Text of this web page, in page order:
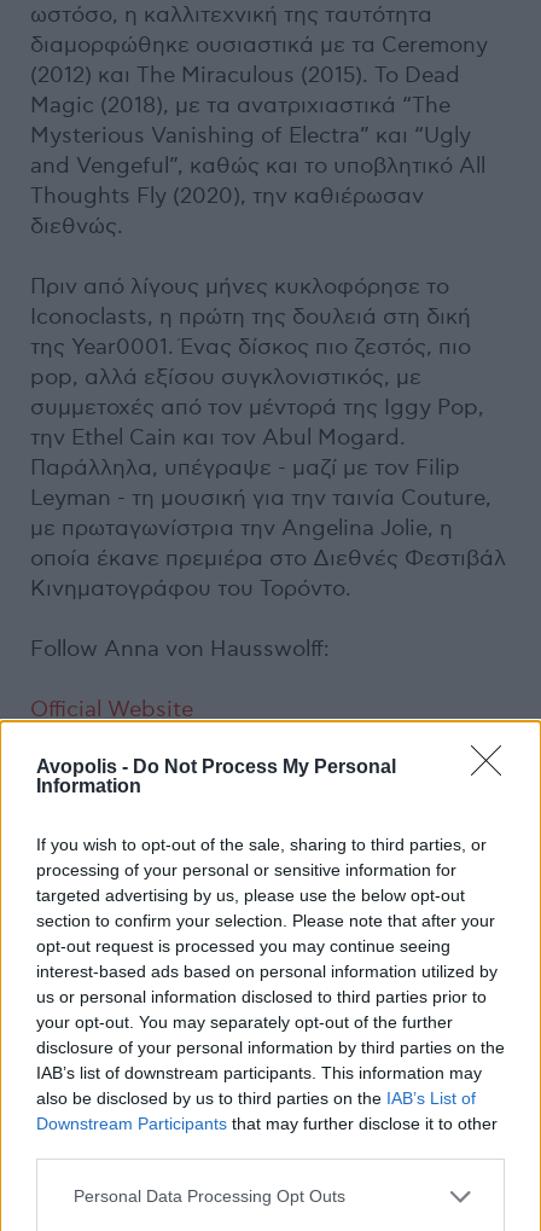
Avopolis - Do Not Process My Personal
Information
If you wish to opt-out of the sale, sharing to third parties, or
processing of your personal or sensitive information for
targeted advertising by us, please use the below opt-out
section to confirm your selection. Please note that after your
opt-out request is processed you may continue seeing
interest-based ads based on personal information utilized by
us or personal information disclosed to third parties prior to
your opt-out. You may separately opt-out of the further
disclosure of your personal information by third parties on the
IAB’s list of downstream participants. This information may
also be disclosed by us to third parties on the IAB’s List of
Downstream Participants that may further disclose it to other
Personal Data Processing Opt Outs
ωστόσο, η καλλιτεχνική της ταυτότητα
διαμορφώθηκε ουσιαστικά με τα Ceremony
(2012) και The Miraculous (2015). Το Dead
Magic (2018), με τα ανατριχιαστικά “The
Mysterious Vanishing of Electra” και “Ugly
and Vengeful”, καθώς και το υποβλητικό All
Thoughts Fly (2020), την καθιέρωσαν
διεθνώς.
Πριν από λίγους μήνες κυκλοφόρησε το
Iconoclasts, η πρώτη της δουλειά στη δική
της Year0001. Ένας δίσκος πιο ζεστός, πιο
pop, αλλά εξίσου συγκλονιστικός, με
συμμετοχές από τον μέντορά της Iggy Pop,
την Ethel Cain και τον Abul Mogard.
Παράλληλα, υπέγραψε - μαζί με τον Filip
Leyman - τη μουσική για την ταινία Couture,
με πρωταγωνίστρια την Angelina Jolie, η
οποία έκανε πρεμιέρα στο Διεθνές Φεστιβάλ
Κινηματογράφου του Τορόντο.
Follow Anna von Hausswolff:
Official Website
Facebook
X
YouTube
Spotify
Η διάθεση των εισιτηρίων συνεχίζεται, προς
65€. Οι επόμενες φάσεις θα ανακοινωθούν
στην πορεία.
Επίσης, διατίθεται περιορισμένος αριθμός
VIP εισιτηρίων, προς 220€.